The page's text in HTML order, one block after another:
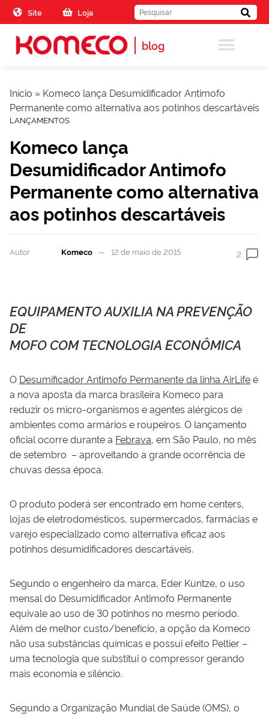
Skip to the content
Site Loja
blog
Início » Komeco lança Desumidificador Antimofo
Permanente como alternativa aos potinhos descartáveis
LANÇAMENTOS
Komeco lança
Desumidificador Antimofo
Permanente como alternativa
aos potinhos descartáveis
Autor Komeco 12 de maio de 2015 2
EQUIPAMENTO AUXILIA NA PREVENÇÃO
DE
MOFO COM TECNOLOGIA ECONÔMICA
O Desumificador Antimofo Permanente da linha AirLifeé
a nova aposta da marca brasileira Komeco para
reduzir os micro-organismos e agentes alérgicos de
ambientes como armários e roupeiros. O lançamento
oficial ocorre durante a Febrava, em São Paulo, no mês
de setembro – aproveitando a grande ocorrência de
chuvas dessa época.
O produto poderá ser encontrado em home centers,
lojas de eletrodomésticos, supermercados, farmácias e
varejo especializado como alternativa eficaz aos
potinhos desumidificadores descartáveis.
Segundo o engenheiro da marca, Eder Kuntze, o uso
mensal do Desumidificador Antimofo Permanente
equivale ao uso de 30 potinhos no mesmo período.
Além de melhor custo/benefício, a opção da Komeco
não usa substâncias químicas e possui efeito Peltier –
uma tecnologia que substitui o compressor gerando
mais economia e silêncio.
Segundo a Organização Mundial de Saúde (OMS), o